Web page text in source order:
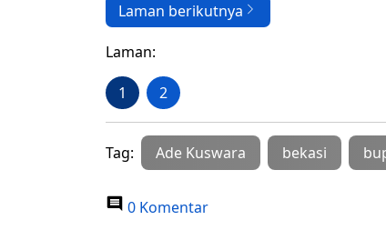
Laman berikutnya
Laman:
1 2
Tag: Ade Kuswara bekasi
0 Komentar